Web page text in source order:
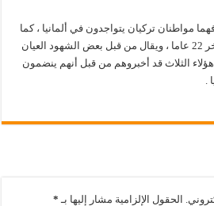
مواطنان تركيان يتواجدون في ألمانيا ، كما
يبلغ أحدهما من العمر 21 و الآخر 22 عاما ، ويقال من قبل بعض الشهود العيان
الثلاث قد أخبروهم من قبل أنهم ينضمون
الحقول الإلزامية مشار إليها بـ *